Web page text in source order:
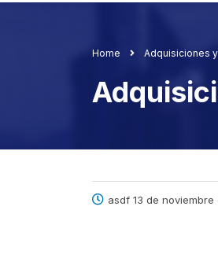
Home Adquisiciones
asdf 13 de noviembre